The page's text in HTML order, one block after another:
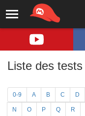
Liste des
0-9 A B C D
N O P Q R